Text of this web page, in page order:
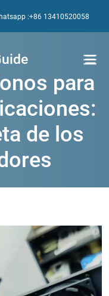
:+86 13410520058
para
de los